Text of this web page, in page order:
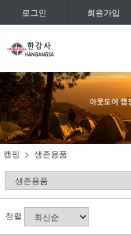
로그인 회원가입
캠핑 생존용품
정렬